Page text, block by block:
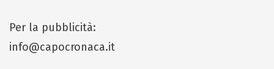
Per la pubblicità:
info@capocronaca.it